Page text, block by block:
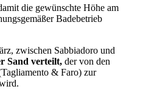
die gewünschte Höhe am
Badebetrieb
zwischen Sabbiadoro und
Sand verteilt, der von den
& Faro) zur